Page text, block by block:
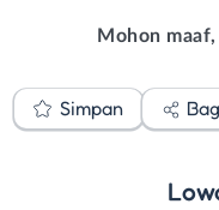
Mohon
Simpan